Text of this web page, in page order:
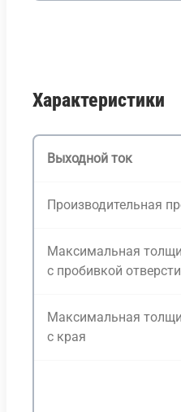
Характеристики
Выходной ток
Производительная
Максимальная
с пробивкой
Максимальная
с края